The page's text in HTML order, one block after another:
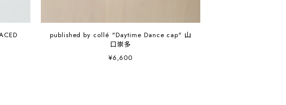
published by collé "Daytime Dance cap" 山
口崇多
¥6,600